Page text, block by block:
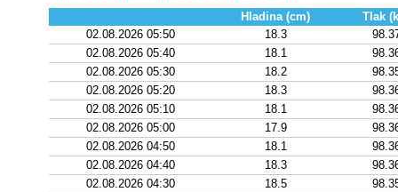
Hladina (cm)
Tlak
02.08.2026 05:50
18.3
02.08.2026 05:40
18.1
02.08.2026 05:30
18.2
02.08.2026 05:20
18.3
02.08.2026 05:10
18.1
02.08.2026 05:00
17.9
02.08.2026 04:50
18.1
02.08.2026 04:40
18.3
02.08.2026 04:30
18.5